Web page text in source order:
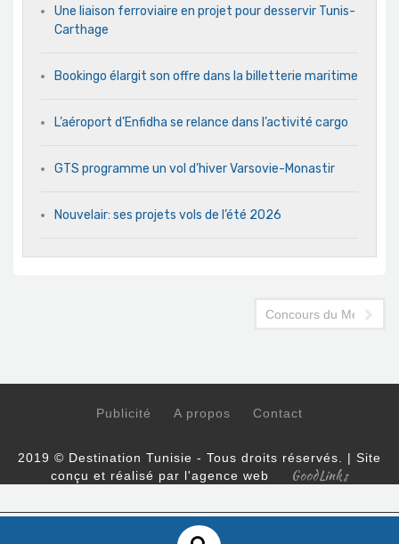
Une liaison ferroviaire en projet pour desservir Tunis-
Carthage
Bookingo élargit son offre dans la billetterie maritime
L’aéroport d’Enfidha se relance dans l’activité cargo
GTS programme un vol d’hiver Varsovie-Monastir
Nouvelair: ses projets vols de l’été 2026
Concours du Meilleur
Publicité A propos Contact
2019 © Destination Tunisie - Tous droits réservés. | Site
conçu et réalisé par l'agence web
GoodLinks